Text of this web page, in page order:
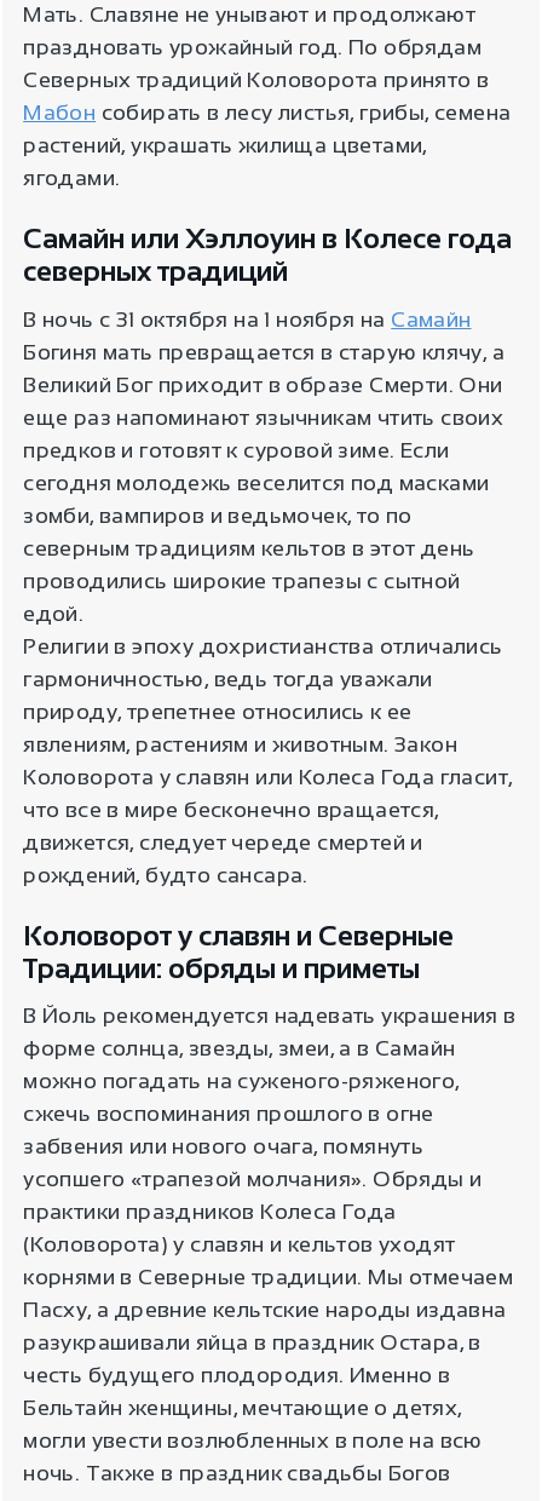
Мать. Славяне не унывают и продолжают
праздновать урожайный год. По обрядам
Северных традиций Коловорота принято в
Мабон собирать в лесу листья, грибы, семена
растений, украшать жилища цветами,
ягодами.
Самайн или Хэллоуин в Колесе года
северных традиций
В ночь с 31 октября на 1 ноября на Самайн
Богиня мать превращается в старую клячу, а
Великий Бог приходит в образе Смерти. Они
еще раз напоминают язычникам чтить своих
предков и готовят к суровой зиме. Если
сегодня молодежь веселится под масками
зомби, вампиров и ведьмочек, то по
северным традициям кельтов в этот день
проводились широкие трапезы с сытной
едой.
Религии в эпоху дохристианства отличались
гармоничностью, ведь тогда уважали
природу, трепетнее относились к ее
явлениям, растениям и животным. Закон
Коловорота у славян или Колеса Года гласит,
что все в мире бесконечно вращается,
движется, следует череде смертей и
рождений, будто сансара.
Коловорот у славян и Северные
Традиции: обряды и приметы
В Йоль рекомендуется надевать украшения в
форме солнца, звезды, змеи, а в Самайн
можно погадать на суженого-ряженого,
сжечь воспоминания прошлого в огне
забвения или нового очага, помянуть
усопшего «трапезой молчания». Обряды и
практики праздников Колеса Года
(Коловорота) у славян и кельтов уходят
корнями в Северные традиции. Мы отмечаем
Пасху, а древние кельтские народы издавна
разукрашивали яйца в праздник Остара, в
честь будущего плодородия. Именно в
Бельтайн женщины, мечтающие о детях,
могли увести возлюбленных в поле на всю
ночь. Также в праздник свадьбы Богов